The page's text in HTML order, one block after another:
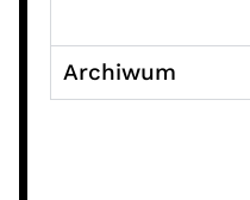
Archiwum